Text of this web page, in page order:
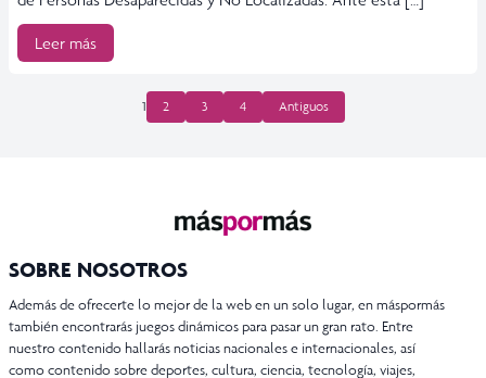
Leer más
1 2 3 4 Antiguos
SOBRE NOSOTROS
Además de ofrecerte lo mejor de la web en un solo lugar, en máspormás
también encontrarás juegos dinámicos para pasar un gran rato. Entre
nuestro contenido hallarás noticias nacionales e internacionales, así
como contenido sobre deportes, cultura, ciencia, tecnología, viajes,